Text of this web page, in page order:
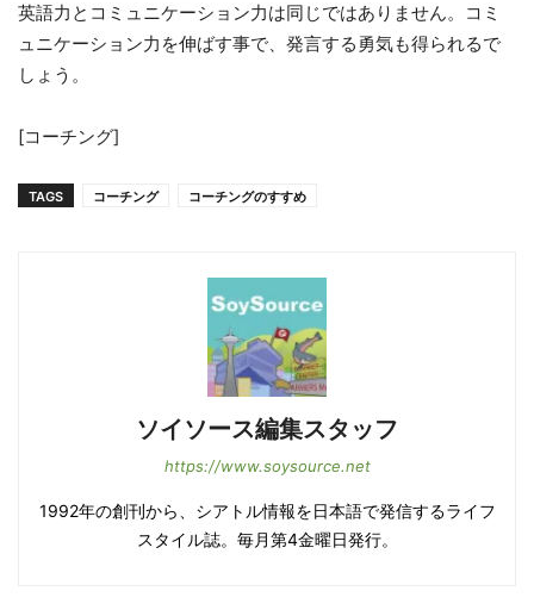
英語力とコミュニケーション力は同じではありません。コミ
ュニケーション力を伸ばす事で、発言する勇気も得られるで
しょう。
[コーチング]
TAGS コーチング コーチングのすすめ
ソイソース編集スタッフ
https://www.soysource.net
1992年の創刊から、シアトル情報を日本語で発信するライフ
スタイル誌。毎月第4金曜日発行。